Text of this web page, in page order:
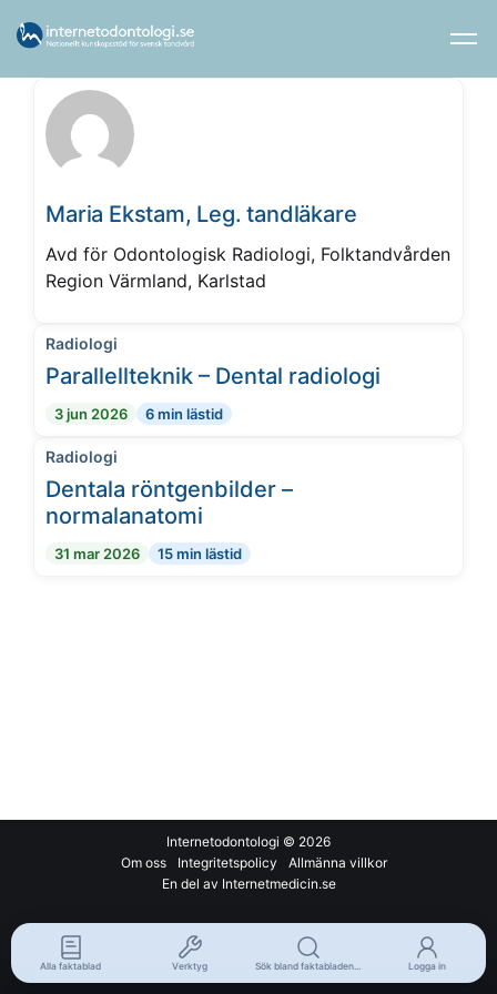
Maria Ekstam, Leg. tandläkare
Avd för Odontologisk Radiologi, Folktandvården
Region Värmland, Karlstad
Radiologi
Parallellteknik – Dental radiologi
3 jun 2026 6 min lästid
Radiologi
Dentala röntgenbilder –
normalanatomi
31 mar 2026 15 min lästid
Internetodontologi © 2026
Om oss
Integritetspolicy
Allmänna villkor
En del av Internetmedicin.se
Alla faktablad Verktyg Sök bland faktabladen... Logga in